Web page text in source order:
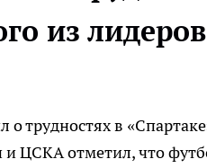
из
о трудностях в
и ЦСКА отметил, что